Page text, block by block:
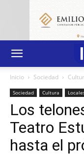
Inicio Sociedad
Sociedad Cultura
Los
Teatro
hasta el